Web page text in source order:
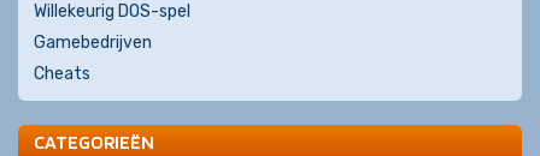
Willekeurig DOS-spel
Gamebedrijven
Cheats
CATEGORIEËN